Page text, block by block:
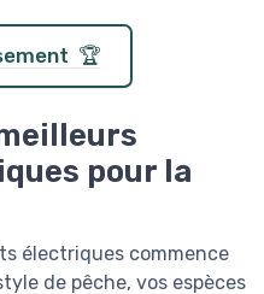
🏆
pour la
électriques commence
de pêche, vos espèces